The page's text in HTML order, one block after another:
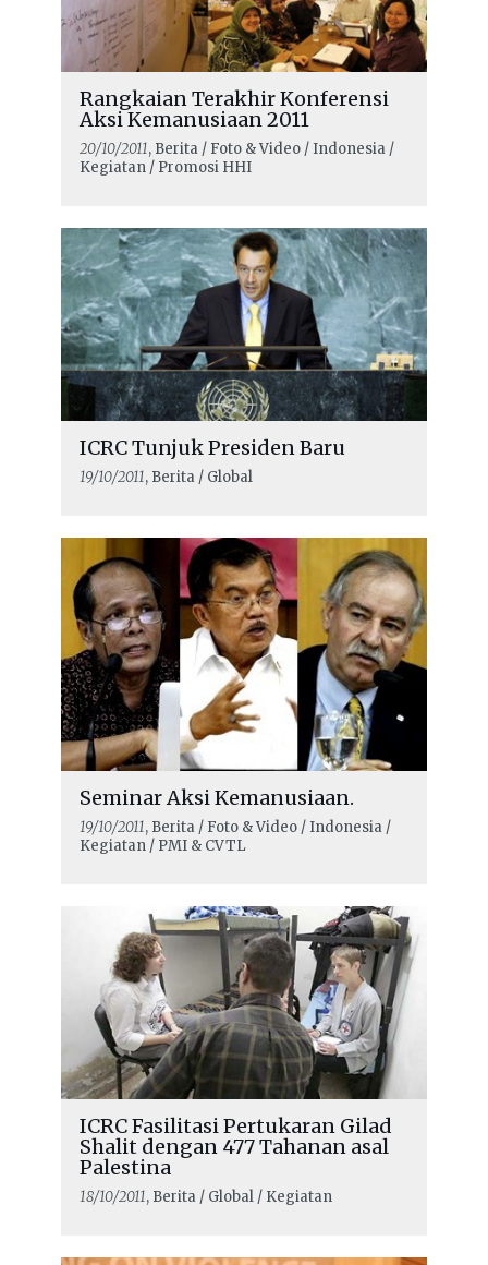
Rangkaian Terakhir Konferensi
Aksi Kemanusiaan 2011
20/10/2011, Berita / Foto & Video / Indonesia /
Kegiatan / Promosi HHI
ICRC Tunjuk Presiden Baru
19/10/2011, Berita / Global
Seminar Aksi Kemanusiaan.
19/10/2011, Berita / Foto & Video / Indonesia /
Kegiatan / PMI & CVTL
ICRC Fasilitasi Pertukaran Gilad
Shalit dengan 477 Tahanan asal
Palestina
18/10/2011, Berita / Global / Kegiatan